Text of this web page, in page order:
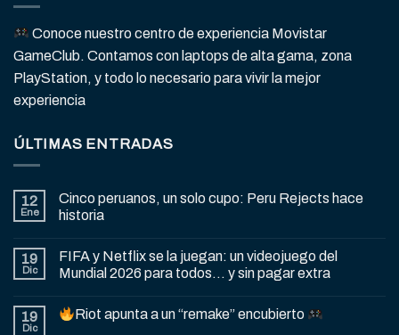
Conoce nuestro centro de experiencia Movistar
GameClub. Contamos con laptops de alta gama, zona
PlayStation, y todo lo necesario para vivir la mejor
experiencia
ÚLTIMAS ENTRADAS
12
Ene
Cinco peruanos, un solo cupo: Peru Rejects hace
historia
19
Dic
FIFA y Netflix se la juegan: un videojuego del
Mundial 2026 para todos… y sin pagar extra
19
Dic
Riot apunta a un “remake” encubierto